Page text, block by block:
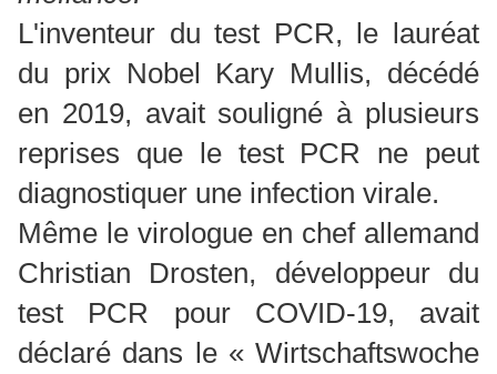
L'inventeur du test PCR, le lauréat
du prix Nobel Kary Mullis, décédé
en 2019, avait souligné à plusieurs
reprises que le test PCR ne peut
diagnostiquer une infection virale.
Même le virologue en chef allemand
Christian Drosten, développeur du
test PCR pour COVID-19, avait
déclaré dans le « Wirtschaftswoche